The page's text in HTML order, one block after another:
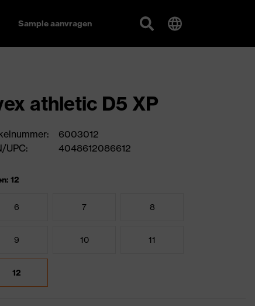
Sample aanvragen
athletic D5 XP
6003012
UPC:
4048612086612
12
6 7 8
9 10 11
12